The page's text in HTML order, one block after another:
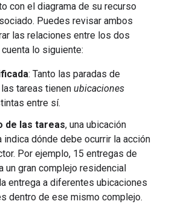
con el diagrama de su recurso
Puedes revisar ambos
las relaciones entre los dos
lo siguiente:
: Tanto las paradas de
tareas tienen ubicaciones
entre sí.
de las tareas, una ubicación
indica dónde debe ocurrir la acción
Por ejemplo, 15 entregas de
un gran complejo residencial
entrega a diferentes ubicaciones
dentro de ese mismo complejo.